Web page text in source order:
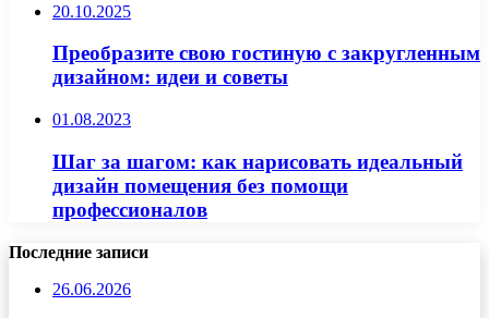
20.10.2025
Преобразите свою гостиную с закругленным
дизайном: идеи и советы
01.08.2023
Шаг за шагом: как нарисовать идеальный
дизайн помещения без помощи
профессионалов
Последние записи
26.06.2026